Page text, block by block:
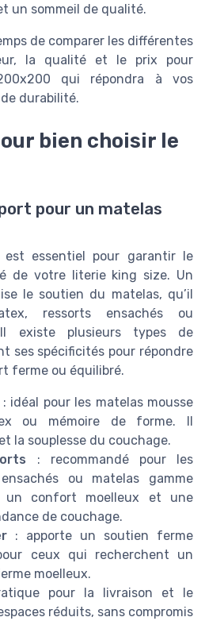
un sommeil de qualité.
de comparer les différentes
la qualité et le prix pour
qui répondra à vos
durabilité.
bien choisir le
pour un matelas
essentiel pour garantir le
de votre literie king size. Un
le soutien du matelas, qu’il
ressorts ensachés ou
existe plusieurs types de
ses spécificités pour répondre
ferme ou équilibré.
: idéal pour les matelas mousse
ou mémoire de forme. Il
la souplesse du couchage.
: recommandé pour les
ou matelas gamme
un confort moelleux et une
de couchage.
: apporte un soutien ferme
ceux qui recherchent un
moelleux.
pour la livraison et le
réduits, sans compromis